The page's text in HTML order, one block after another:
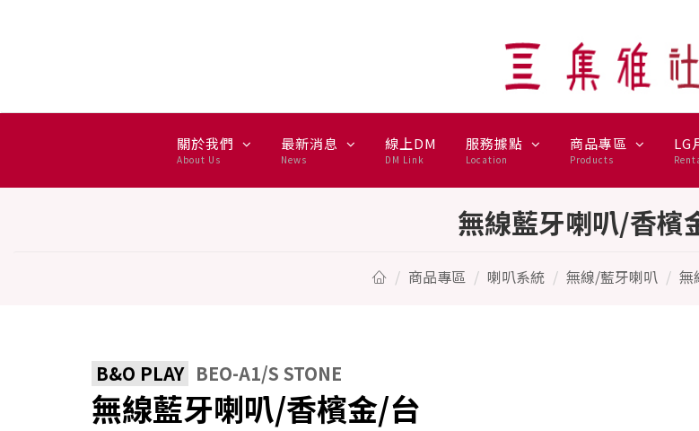
關於我們
About Us
最新消息
News
線上DM
DM Link
服務據點
Location
商品專區
Products
LG
無線藍牙喇叭/香檳
商品專區 喇叭系統 無線/藍牙喇叭 無
B&O PLAY BEO-A1/S STONE
無線藍牙喇叭/香檳金/台